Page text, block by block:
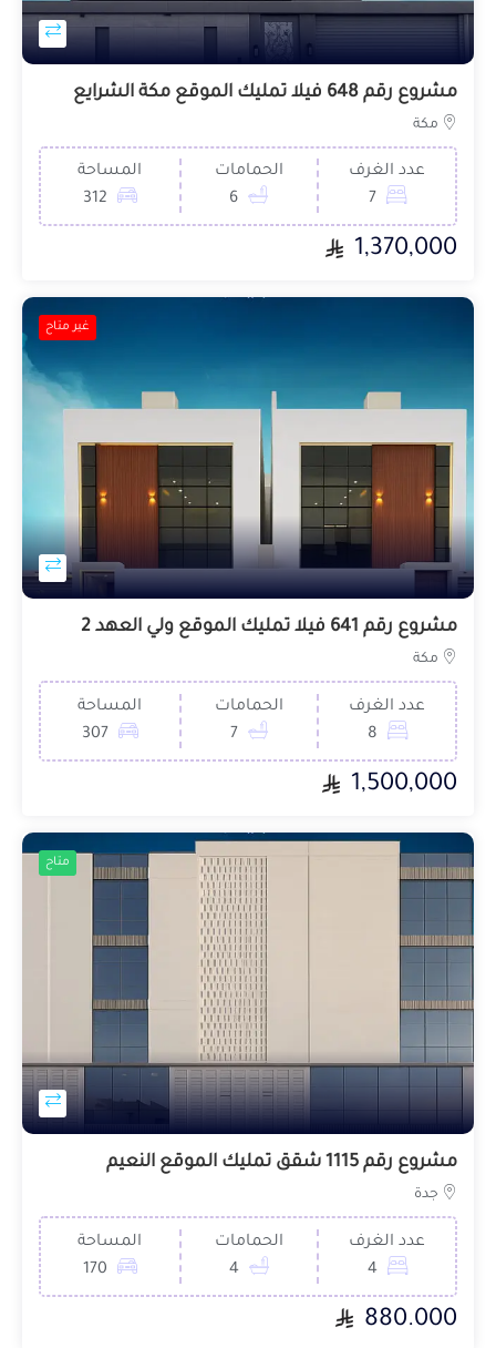
مشروع رقم 648 فيلا تمليك الموقع مكة الشرايع
مكة
عدد الغرف
7
الحمامات
6
المساحة
312
1,370,000
غير متاح
مشروع رقم 641 فيلا تمليك الموقع ولي العهد 2
مكة
عدد الغرف
8
الحمامات
7
المساحة
307
1,500,000
متاح
مشروع رقم 1115 شقق تمليك الموقع النعيم
جدة
عدد الغرف
4
الحمامات
4
المساحة
170
880.000